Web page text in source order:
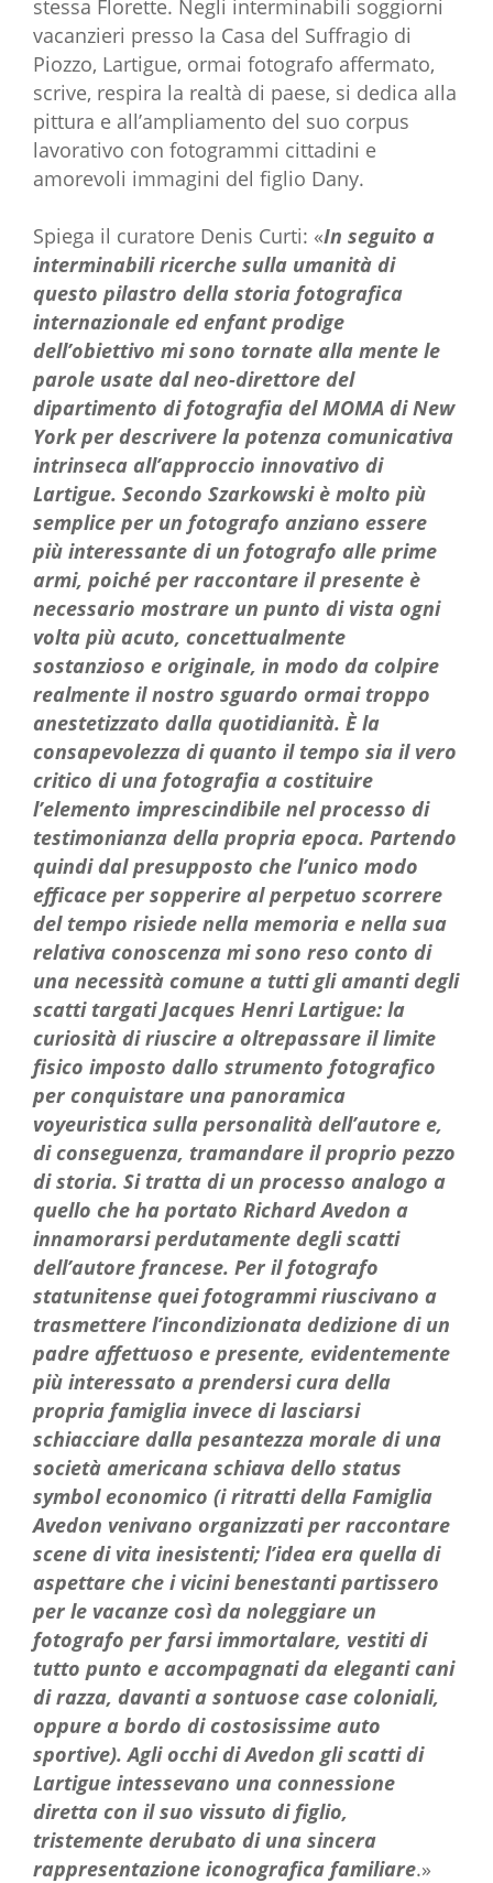
stessa Florette. Negli interminabili soggiorni
vacanzieri presso la Casa del Suffragio di
Piozzo, Lartigue, ormai fotografo affermato,
scrive, respira la realtà di paese, si dedica alla
pittura e all’ampliamento del suo corpus
lavorativo con fotogrammi cittadini e
amorevoli immagini del figlio Dany.
Spiega il curatore Denis Curti: «In seguito a
interminabili ricerche sulla umanità di
questo pilastro della storia fotografica
internazionale ed enfant prodige
dell’obiettivo mi sono tornate alla mente le
parole usate dal neo-direttore del
dipartimento di fotografia del MOMA di New
York per descrivere la potenza comunicativa
intrinseca all’approccio innovativo di
Lartigue. Secondo Szarkowski è molto più
semplice per un fotografo anziano essere
più interessante di un fotografo alle prime
armi, poiché per raccontare il presente è
necessario mostrare un punto di vista ogni
volta più acuto, concettualmente
sostanzioso e originale, in modo da colpire
realmente il nostro sguardo ormai troppo
anestetizzato dalla quotidianità. È la
consapevolezza di quanto il tempo sia il vero
critico di una fotografia a costituire
l’elemento imprescindibile nel processo di
testimonianza della propria epoca. Partendo
quindi dal presupposto che l’unico modo
efficace per sopperire al perpetuo scorrere
del tempo risiede nella memoria e nella sua
relativa conoscenza mi sono reso conto di
una necessità comune a tutti gli amanti degli
scatti targati Jacques Henri Lartigue: la
curiosità di riuscire a oltrepassare il limite
fisico imposto dallo strumento fotografico
per conquistare una panoramica
voyeuristica sulla personalità dell’autore e,
di conseguenza, tramandare il proprio pezzo
di storia. Si tratta di un processo analogo a
quello che ha portato Richard Avedon a
innamorarsi perdutamente degli scatti
dell’autore francese. Per il fotografo
statunitense quei fotogrammi riuscivano a
trasmettere l’incondizionata dedizione di un
padre affettuoso e presente, evidentemente
più interessato a prendersi cura della
propria famiglia invece di lasciarsi
schiacciare dalla pesantezza morale di una
società americana schiava dello status
symbol economico (i ritratti della Famiglia
Avedon venivano organizzati per raccontare
scene di vita inesistenti; l’idea era quella di
aspettare che i vicini benestanti partissero
per le vacanze così da noleggiare un
fotografo per farsi immortalare, vestiti di
tutto punto e accompagnati da eleganti cani
di razza, davanti a sontuose case coloniali,
oppure a bordo di costosissime auto
sportive). Agli occhi di Avedon gli scatti di
Lartigue intessevano una connessione
diretta con il suo vissuto di figlio,
tristemente derubato di una sincera
rappresentazione iconografica familiare.»